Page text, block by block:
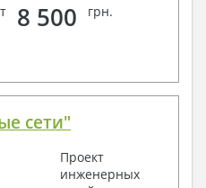
схемы расположения
по желанию
с общими данными
8 500 грн.
сети"
Проект
инженерных